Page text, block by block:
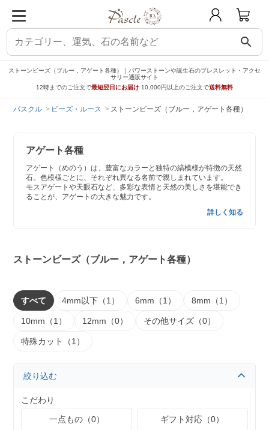
search
ストーンビーズ（ブルー，アゲート各種）｜パワーストーンや誕生石のブレスレット・アクセ
サリー通販サイト
12時までのご注文で最短翌日にお届け 10,000円以上のご注文で送料無料
パスクル ビーズ・ルース ストーンビーズ（ブルー，アゲート各種）
アゲート各種
アゲート（めのう）は、豊富なカラーと独特の縞模様が特徴の天然
石。色模様ごとに、それぞれ異なる名前で親しまれています。
モスアゲートや天眼石など、多彩な表情と天然の美しさを堪能でき
ることが、アゲートの大きな魅力です。
詳しく知る
ストーンビーズ（ブルー，アゲート各種）
すべて 4mm以下（1） 6mm（1） 8mm（1）
10mm（1） 12mm（0） その他サイズ（0）
特殊カット（1）
絞り込む
こだわり
一点もの（0）
ギフト対応（0）